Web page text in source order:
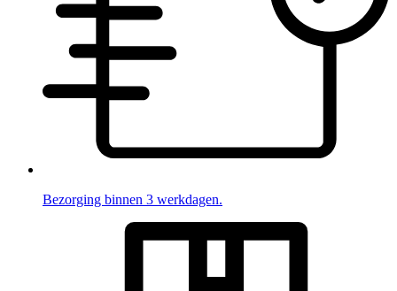
Bezorging binnen 3 werkdagen.